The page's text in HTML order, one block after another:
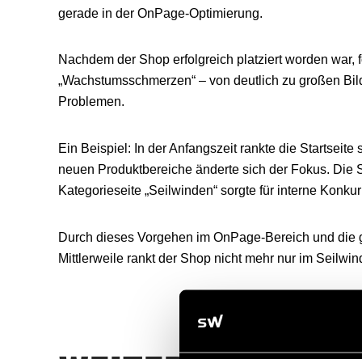
gerade in der OnPage-Optimierung.
Nachdem der Shop erfolgreich platziert worden
„Wachstumsschmerzen“ – von deutlich zu großen
Problemen.
Ein Beispiel: In der Anfangszeit rankte die
neuen Produktbereiche änderte sich der Fokus.
Kategorieseite „Seilwinden“ sorgte für interne
Durch dieses Vorgehen im OnPage-Bereich und
Mittlerweile rankt der Shop nicht mehr nur im